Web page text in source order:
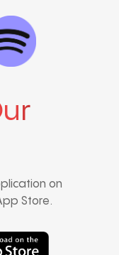
on
Store.